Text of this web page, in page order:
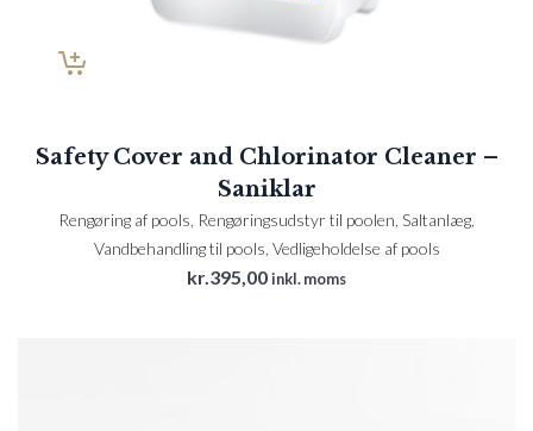
Safety Cover and Chlorinator Cleaner –
Saniklar
Rengøring af pools Rengøringsudstyr til poolen Saltanlæg
Vandbehandling til pools Vedligeholdelse af pools
kr.395,00inkl. moms